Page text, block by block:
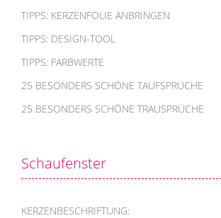
TIPPS: KERZENFOLIE ANBRINGEN
TIPPS: DESIGN-TOOL
TIPPS: FARBWERTE
25 BESONDERS SCHÖNE TAUFSPRÜCHE
25 BESONDERS SCHÖNE TRAUSPRÜCHE
Schaufenster
KERZENBESCHRIFTUNG: